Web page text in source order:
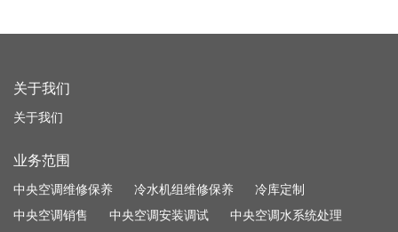
关于我们
关于我们
业务范围
中央空调维修保养 冷水机组维修保养
冷库定制
中央空调销售
中央空调安装调试
中央空调水系统处理